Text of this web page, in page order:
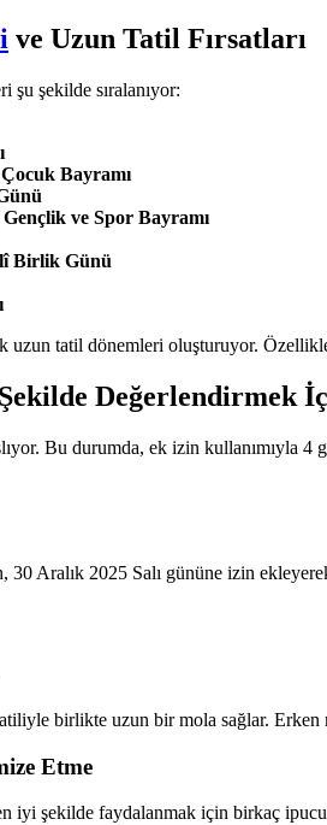
ve Uzun Tatil Fırsatları
şu şekilde sıralanıyor:
Bayramı
ve Spor Bayramı
Birlik Günü
uzun tatil dönemleri oluşturuyor.
Değerlendirmek
Bu durumda, ek izin kullanımıyla
Aralık 2025 Salı gününe izin
birlikte uzun bir mola sağlar.
Etme
iyi şekilde faydalanmak için birkaç